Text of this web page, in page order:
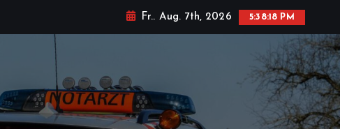
Fr.. Aug. 7th, 2026 5:38:19 PM